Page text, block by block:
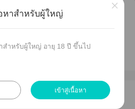
หาสำหรับผู้ใหญ่
สำหรับผู้ใหญ่ อายุ 18 ปี ขึ้นไป
เข้าสู่เนื้อหา
×